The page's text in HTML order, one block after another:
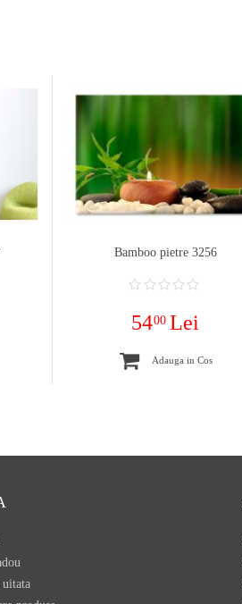
Bamboo pietre 3256
5400 Lei
Adauga in Cos
uitata